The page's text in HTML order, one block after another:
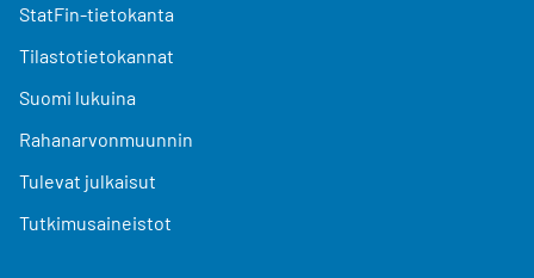
StatFin-tietokanta
Tilastotietokannat
Suomi lukuina
Rahanarvonmuunnin
Tulevat julkaisut
Tutkimusaineistot